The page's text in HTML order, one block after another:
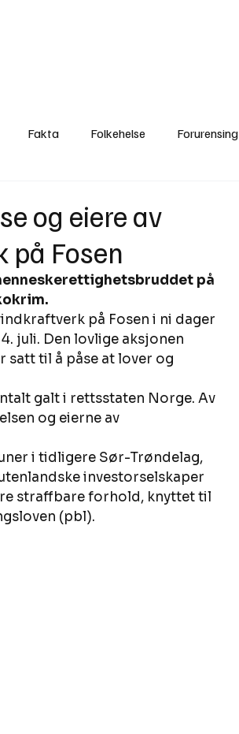
Fakta Folkehelse Forurensing
Gaute forklarer
og eiere av
på Fosen
på
på Fosen i ni dager
juli. Den lovlige aksjonen
satt til å påse at lover og
galt i rettsstaten Norge. Av
og eierne av
i tidligere Sør-Trøndelag,
investorselskaper
straffbare forhold, knyttet til
(pbl).